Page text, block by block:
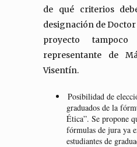
de qué criterios
designación de Doctor
proyecto
representante de
Visentín.
Posibilidad de
graduados de la
Ética”. Se propone
fórmulas de jura ya
estudiantes de